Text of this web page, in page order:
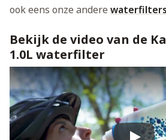
ook eens onze andere
Bekijk de video van de
1.0L waterfilter